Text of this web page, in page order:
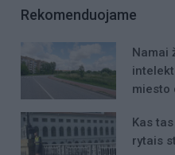
Rekomenduojame
Namai
miesto
Kas
rytais